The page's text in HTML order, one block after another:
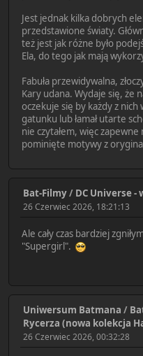
Jest jednak kilka dobrych
przedstawione światy.
też jest jak różne było
Ela, do tego jak mają
Fabuła przewidywalna,
Kary udana. Wydaje się, że
oczekuje się by każdy z nich
gatunku lub łamał utarte
nie czytałem, więc
pominięte motywy z
Bat-Filmy/ DC Universe -
26 Czerwiec 2026, 18:21:13
Ale cały czas bardziej
"Supergirl".
Uniwersum Batmana /
Rycerza (nowa kolekcja
26 Czerwiec 2026, 00:32:28